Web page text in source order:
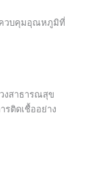
ควบคุมอุณหภูมิที่
งสาธารณสุข
ติดเชื้ออย่าง